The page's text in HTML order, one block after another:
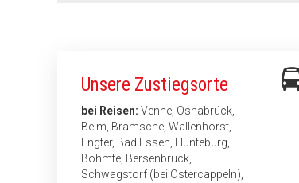
Unsere Zustiegsorte
bei Reisen: Venne, Osnabrück,
Belm, Bramsche, Wallenhorst,
Engter, Bad Essen, Hunteburg,
Bohmte, Bersenbrück,
Schwagstorf (bei Ostercappeln),